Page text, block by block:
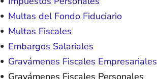
Multas del Fondo Fiduciario
Multas Fiscales
Embargos Salariales
Gravámenes Fiscales Empresariales
Gravámenes Fiscales Personales